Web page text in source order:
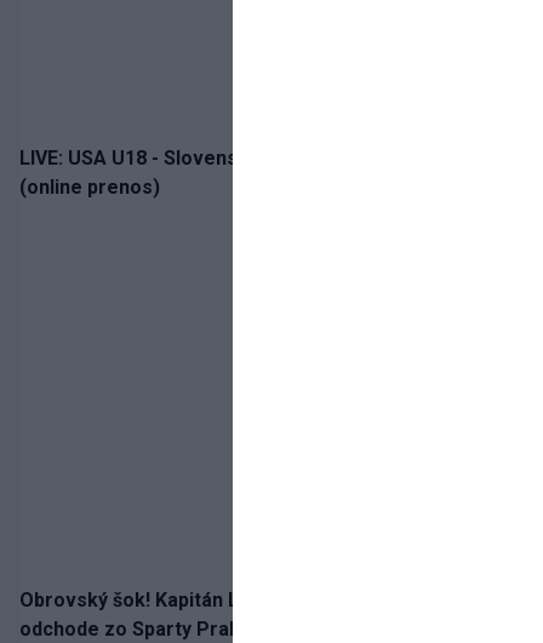
LIVE: USA U18 - Slovensko U18 / Hlinka-Gretzky Cup
(online prenos)
Obrovský šok! Kapitán Lukáš Haraslín je údajne na
odchode zo Sparty Praha